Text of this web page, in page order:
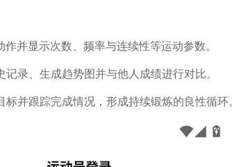
并显示次数、频率与连续性等运动参数。
录、生成趋势图并与他人成绩进行对比。
并跟踪完成情况，形成持续锻炼的良性循环